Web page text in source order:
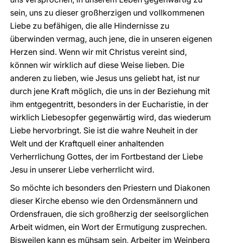
sein, uns zu dieser großherzigen und vollkommenen
Liebe zu befähigen, die alle Hindernisse zu
überwinden vermag, auch jene, die in unseren eigenen
Herzen sind. Wenn wir mit Christus vereint sind,
können wir wirklich auf diese Weise lieben. Die
anderen zu lieben, wie Jesus uns geliebt hat, ist nur
durch jene Kraft möglich, die uns in der Beziehung mit
ihm entgegentritt, besonders in der Eucharistie, in der
wirklich Liebesopfer gegenwärtig wird, das wiederum
Liebe hervorbringt. Sie ist die wahre Neuheit in der
Welt und der Kraftquell einer anhaltenden
Verherrlichung Gottes, der im Fortbestand der Liebe
Jesu in unserer Liebe verherrlicht wird.
So möchte ich besonders den Priestern und Diakonen
dieser Kirche ebenso wie den Ordensmännern und
Ordensfrauen, die sich großherzig der seelsorglichen
Arbeit widmen, ein Wort der Ermutigung zusprechen.
Bisweilen kann es mühsam sein, Arbeiter im Weinberg